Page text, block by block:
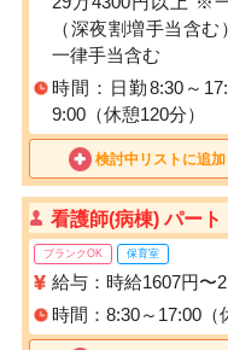
（深夜割増手当含
一律手当含む
時間：日勤8:30～
9:00（休憩120分）
検討中リストに追加
看護師(病棟) パート
ブランクOK 保育室
給与：時給
時間：8:30～17:00